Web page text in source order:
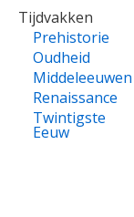
Tijdvakken
Prehistorie
Oudheid
Middeleeuwen
Renaissance
Twintigste
Eeuw